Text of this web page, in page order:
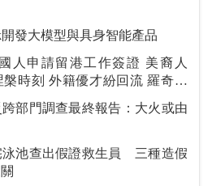
開發大模型與具身智能產品
申請留港工作簽證 美裔人
回流 羅奇抹
部門調查最終報告：大火或由
泳池查出假證救生員 三種造假